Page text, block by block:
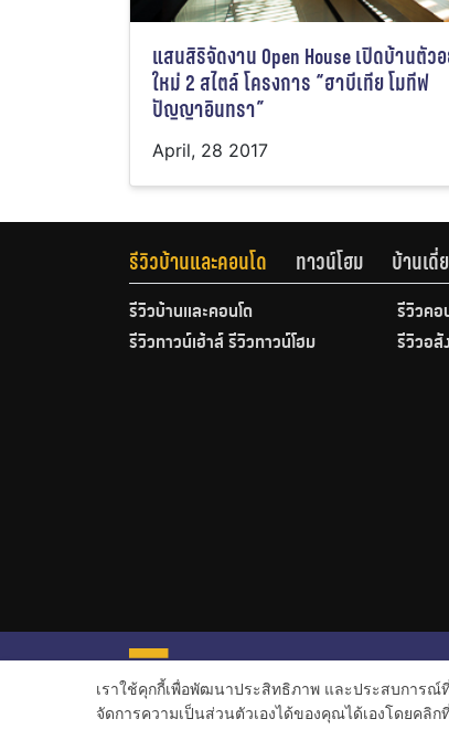
แสนสิริจัดงาน Open House เปิดบ้านตัว
ใหม่ 2 สไตล์ โครงการ “ฮาบีเทีย โมทีฟ
ปัญญาอินทรา”
April, 28 2017
รีวิวบ้านและคอนโด ทาวน์โฮม บ้านเดี่
รีวิวบ้านและคอนโด รีวิวคอ
รีวิวทาวน์เฮ้าส์ รีวิวทาวน์โฮม
รีวิวอสั
เราใช้คุกกี้เพื่อพัฒนาประสิทธิภาพ และประสบการ
จัดการความเป็นส่วนตัวเองได้ของคุณได้เองโดยคลิก